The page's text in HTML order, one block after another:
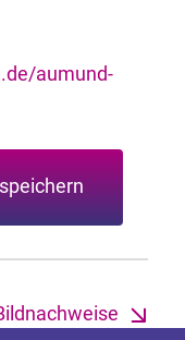
aumund-